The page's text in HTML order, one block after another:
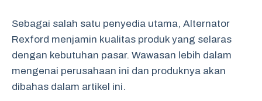
Sebagai salah satu penyedia utama, Alternator
Rexford menjamin kualitas produk yang selaras
dengan kebutuhan pasar. Wawasan lebih dalam
mengenai perusahaan ini dan produknya akan
dibahas dalam artikel ini.